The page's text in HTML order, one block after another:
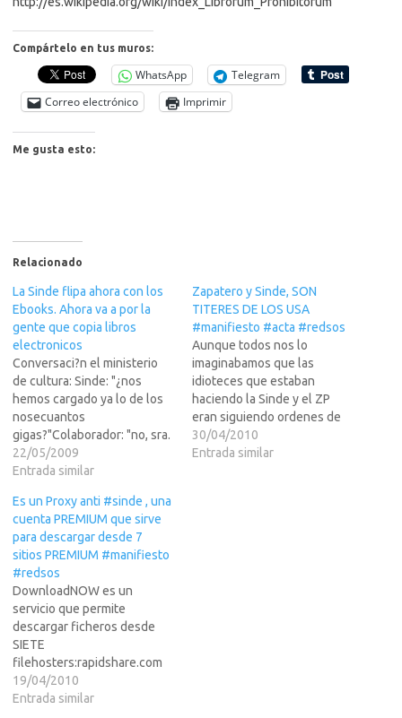
Compártelo en tus muros:
WhatsApp
Telegram
Correo electrónico
Imprimir
Me gusta esto:
Relacionado
La Sinde flipa ahora con los
Ebooks. Ahora va a por la
gente que copia libros
electronicos
Conversaci?n el ministerio
de cultura: Sinde: "¿nos
hemos cargado ya lo de los
nosecuantos
gigas?"Colaborador: "no, sra.
ministra, internet sigue vivito
y coleando" Sinde:"¿y no nos
Colaborador: "bueno, est?l
tema de los ebooks" Sinde:
"¿los ebooks?¿no eran esos
los bichitos peludos de la
guerra de las…
22/05/2009
Entrada similar
Zapatero y Sinde, SON
TITERES DE LOS USA
#manifiesto #acta #redsos
Aunque todos nos lo
imaginabamos que las
idioteces que estaban
haciendo la Sinde y el ZP
eran siguiendo ordenes de
los USA, lo que no nos
imaginabamos que una cosa
30/04/2010
Entrada similar
Es un Proxy anti #sinde , una
cuenta PREMIUM que sirve
para descargar desde 7
sitios PREMIUM #manifiesto
#redsos
DownloadNOW es un
servicio que permite
descargar ficheros desde
SIETE
filehosters:rapidshare.com
megaupload.com
uploaded.to netload.in easy-
19/04/2010
Entrada similar